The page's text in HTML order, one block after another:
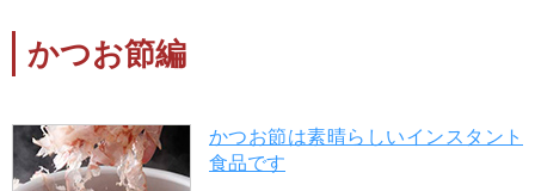
かつお節編
かつお節は素晴らしいインスタント
食品です